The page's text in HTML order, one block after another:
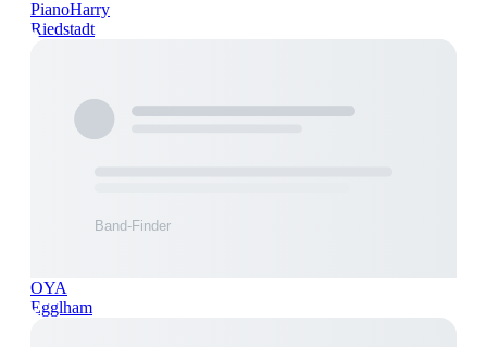
PianoHarry
Riedstadt
OYA
Egglham